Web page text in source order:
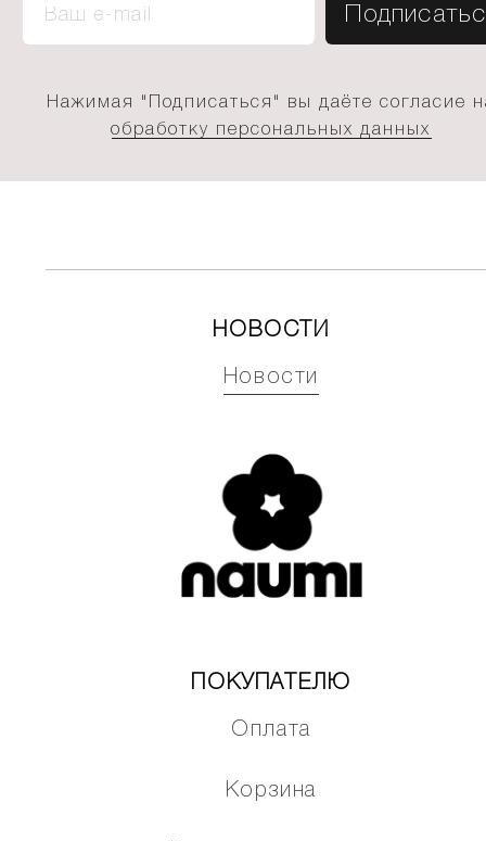
Нажимая "Подписаться" вы даёте согласие
обработку персональных данных
НОВОСТИ
Новости
ПОКУПАТЕЛЮ
Оплата
Корзина